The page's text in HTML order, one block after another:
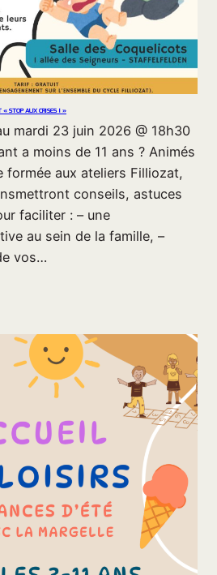
« STOP AUX CRISES ! »
mardi 23 juin 2026 @ 18h30
a moins de 11 ans ? Animés
formée aux ateliers Filliozat,
conseils, astuces
faciliter : – une
au sein de la famille, –
vos…